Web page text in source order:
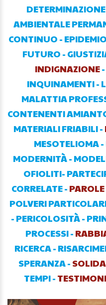
DETERMINAZIONE
AMBIENTALE
CONTINUO -
FUTURO -
INDIGNAZIONE-
INQUINAMENTI-
MALATTIA
CONTENENTI
MATERIALI FRIABILI-
MESOTELIOMA-
MODERNITÀ-
OFIOLITI-
CORRELATE- PAROLE
POLVERI
- PERICOLOSITÀ-
PROCESSI-
RICERCA-
SPERANZA-
TEMPI-